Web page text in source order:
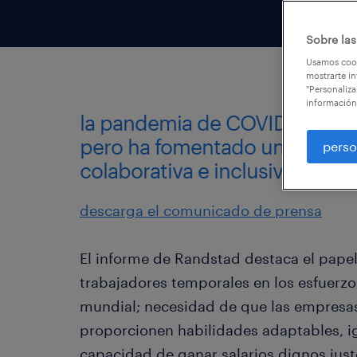
la pandemia de COVID-19 ha
pero ha fomentado una
colaborativa e inclusiva.
descarga el comunicado de prensa
El informe de Randstad destaca el
trabajadores temporales en los
mundial; necesidad de que las
proporcionen habilidades adaptables,
Sobre
Usamos
mostrarte